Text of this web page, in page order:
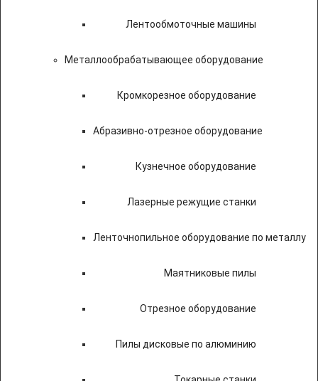
Лентообмоточные машины
Металлообрабатывающее оборудование
Кромкорезное оборудование
Абразивно-отрезное оборудование
Кузнечное оборудование
Лазерные режущие станки
Ленточнопильное оборудование по металлу
Маятниковые пилы
Отрезное оборудование
Пилы дисковые по алюминию